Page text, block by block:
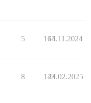
5 165
14.11.2024
8 143
24.02.2025